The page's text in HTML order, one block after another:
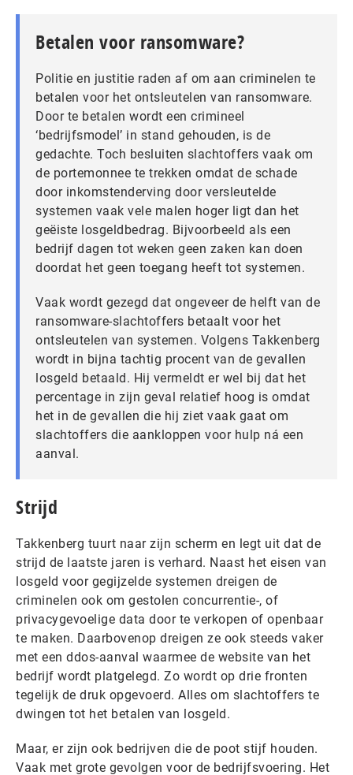
Betalen voor ransomware?
Politie en justitie raden af om aan criminelen te
betalen voor het ontsleutelen van ransomware.
Door te betalen wordt een crimineel
‘bedrijfsmodel’ in stand gehouden, is de
gedachte. Toch besluiten slachtoffers vaak om
de portemonnee te trekken omdat de schade
door inkomstenderving door versleutelde
systemen vaak vele malen hoger ligt dan het
geëiste losgeldbedrag. Bijvoorbeeld als een
bedrijf dagen tot weken geen zaken kan doen
doordat het geen toegang heeft tot systemen.
Vaak wordt gezegd dat ongeveer de helft van de
ransomware-slachtoffers betaalt voor het
ontsleutelen van systemen. Volgens Takkenberg
wordt in bijna tachtig procent van de gevallen
losgeld betaald. Hij vermeldt er wel bij dat het
percentage in zijn geval relatief hoog is omdat
het in de gevallen die hij ziet vaak gaat om
slachtoffers die aankloppen voor hulp ná een
aanval.
Strijd
Takkenberg tuurt naar zijn scherm en legt uit dat de
strijd de laatste jaren is verhard. Naast het eisen van
losgeld voor gegijzelde systemen dreigen de
criminelen ook om gestolen concurrentie-, of
privacygevoelige data door te verkopen of openbaar
te maken. Daarbovenop dreigen ze ook steeds vaker
met een ddos-aanval waarmee de website van het
bedrijf wordt platgelegd. Zo wordt op drie fronten
tegelijk de druk opgevoerd. Alles om slachtoffers te
dwingen tot het betalen van losgeld.
Maar, er zijn ook bedrijven die de poot stijf houden.
Vaak met grote gevolgen voor de bedrijfsvoering. Het